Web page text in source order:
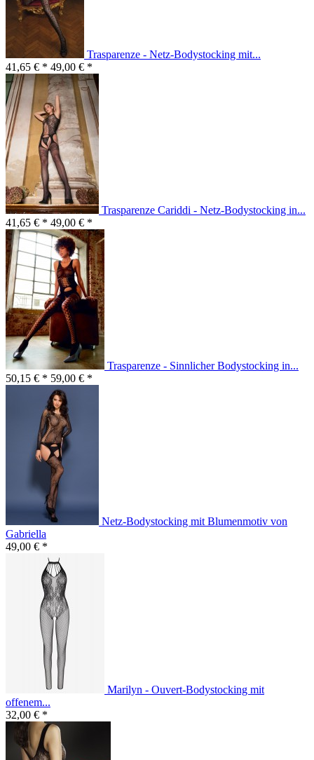
Trasparenze - Netz-Bodystocking mit...
41,65 € * 49,00 € *
Trasparenze Cariddi - Netz-Bodystocking in...
41,65 € * 49,00 € *
Trasparenze - Sinnlicher Bodystocking in...
50,15 € * 59,00 € *
Netz-Bodystocking mit Blumenmotiv von
Gabriella
49,00 € *
Marilyn - Ouvert-Bodystocking mit
offenem...
32,00 € *